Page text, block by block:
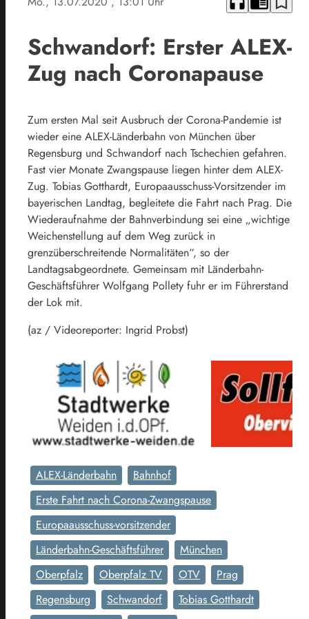
Schwandorf: Erster ALEX-
Zug nach Coronapause
Zum ersten Mal seit Ausbruch der Corona-Pandemie ist
wieder eine ALEX-Länderbahn von München über
Regensburg und Schwandorf nach Tschechien gefahren.
Fast vier Monate Zwangspause liegen hinter dem ALEX-
Zug. Tobias Gotthardt, Europaausschuss-Vorsitzender im
bayerischen Landtag, begleitete die Fahrt nach Prag. Die
Wiederaufnahme der Bahnverbindung sei eine „wichtige
Weichenstellung auf dem Weg zurück in
grenzüberschreitende Normalitäten“, so der
Landtagsabgeordnete. Gemeinsam mit Länderbahn-
Geschäftsführer Wolfgang Pollety fuhr er im Führerstand
der Lok mit.
(az / Videoreporter: Ingrid Probst)
ALEX-Länderbahn
Bahnhof
Erste Fahrt nach Corona-Zwangspause
Europaausschuss-vorsitzender
Länderbahn-Geschäftsführer
München
Oberpfalz
Oberpfalz TV OTV
Prag
Regensburg
Schwandorf
Tobias Gotthardt